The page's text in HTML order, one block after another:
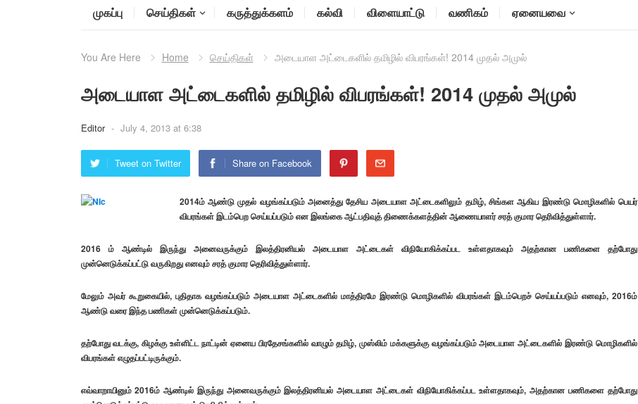
முகப்பு செய்திகள் கருத்துக்களம் கல்வி விளையாட்டு வணிகம் ஏனையவை
You Are Here Home செய்திகள் அடையாள அட்டைகளில் தமிழில் விபரங்கள்! 2014 முதல் அமுல்
அடையாள அட்டைகளில் தமிழில் விபரங்கள்! 2014 முதல் அமுல்
Editor - July 4, 2013 at 6:38
Tweet on Twitter Share on Facebook
2014ம் ஆண்டு முதல் வழங்கப்படும் அனைத்து தேசிய அடையாள அட்டைகளிலும் தமிழ், சிங்கள ஆகிய இரண்டு மொழிகளில் பெயர்
விபரங்கள் இடம்பெற செய்யப்படும் என இலங்கை ஆட்பதிவுத் திணைக்களத்தின் ஆணையாளர் சரத் குமார தெரிவித்துள்ளார்.
2016 ம் ஆண்டில் இருந்து அனைவருக்கும் இலத்திரனியல் அடையாள அட்டைகள் விநியோகிக்கப்பட உள்ளதாகவும் அதற்கான பணிகளை தற்போது
முன்னெடுக்கப்பட்டு வருகிறது எனவும் சரத் குமார தெரிவித்துள்ளார்.
மேலும் அவர் கூறுகையில், புதிதாக வழங்கப்படும் அடையாள அட்டைகளில் மாத்திரமே இரண்டு மொழிகளில் விபரங்கள் இடம்பெறச் செய்யப்படும் எனவும், 2016ம்
ஆண்டு வரை இந்த பணிகள் முன்னெடுக்கப்படும்.
தற்போது வடக்கு, கிழக்கு உள்ளிட்ட நாட்டின் ஏனைய பிரதேசங்களில் வாழும் தமிழ், முஸ்லிம் மக்களுக்கு வழங்கப்படும் அடையாள அட்டைகளில் இரண்டு மொழிகளில்
விபரங்கள் எழுதப்பட்டிருக்கும்.
எவ்வாறாயினும் 2016ம் ஆண்டில் இருந்து அனைவருக்கும் இலத்திரனியல் அடையாள அட்டைகள் விநியோகிக்கப்பட உள்ளதாகவும், அதற்கான பணிகளை தற்போது